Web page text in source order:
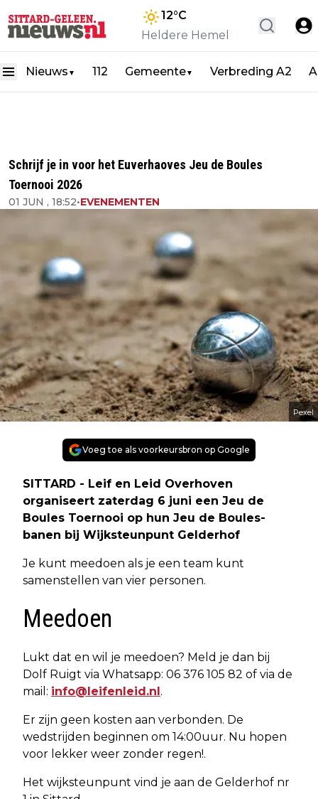
12°C
Heldere Hemel
Nieuws ▼ 112 Gemeente▼ Verbreding A2
Schrijf je in voor het Euverhaoves Jeu de Boules
Toernooi 2026
01 JUN , 18:52•EVENEMENTEN
Pexel
Voeg toe als voorkeursbron op Google
SITTARD - Leif en Leid Overhoven
organiseert zaterdag 6 juni een Jeu de
Boules Toernooi op hun Jeu de Boules-
banen bij Wijksteunpunt Gelderhof
Je kunt meedoen als je een team kunt
samenstellen van vier personen.
Meedoen
Lukt dat en wil je meedoen? Meld je dan bij
Dolf Ruigt via Whatsapp: 06 376 105 82 of via de
mail: info@leifenleid.nl .
Er zijn geen kosten aan verbonden. De
wedstrijden beginnen om 14:00uur. Nu hopen
voor lekker weer zonder regen!.
Het wijksteunpunt vind je aan de Gelderhof nr